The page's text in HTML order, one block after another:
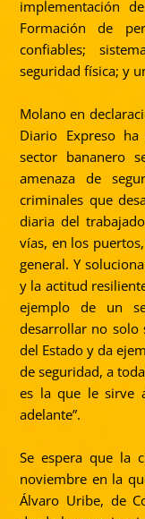
implementación
Formación de
confiables;
seguridad física; y
Molano en
Diario Expreso
sector bananero
amenaza de
criminales que
diaria del
vías, en los
general. Y
y la actitud
ejemplo de un
desarrollar no solo
del Estado y da
de seguridad, a
es la que le sirve
adelante”.
Se espera que la
noviembre en la
Álvaro Uribe, de